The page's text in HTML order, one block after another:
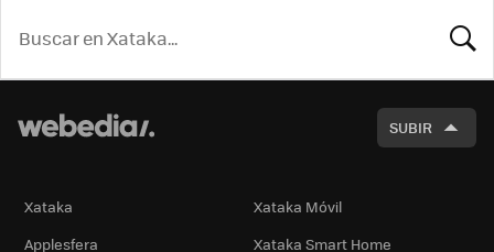
SUBIR
Xataka
Xataka Móvil
Applesfera
Xataka Smart Home